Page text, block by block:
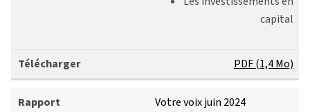
capital
PDF (1,4 Mo)
Votre voix juin 2024